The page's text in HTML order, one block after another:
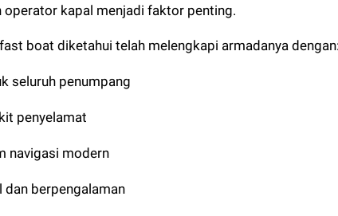
operator kapal menjadi faktor penting.
boat diketahui telah melengkapi armadanya dengan:
seluruh penumpang
penyelamat
navigasi modern
dan berpengalaman